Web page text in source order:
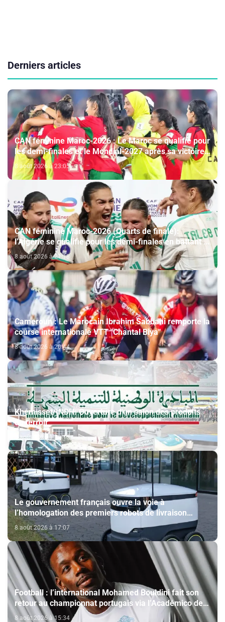
Derniers articles
CAN féminine Maroc-2026 : Le Maroc se qualifie pour
les demi-finales et le Mondial-2027 après sa victoire
face à l’Afrique du Sud (2-1)
8 août 2026 à 23:05
CAN féminine Maroc-2026 (Quarts de finale):
l’Algérie se qualifie pour les demi-finales en battant la
Côte d’Ivoire (2-1)
8 août 2026 à 21:18
Cameroun : Le Marocain Ibrahim Sabbahi remporte la
course internationale VTT "Chantal Biya"
8 août 2026 à 20:44
Khémisset/INDH: Ouverture d'un salon des produits
du terroir
8 août 2026 à 18:15
Le gouvernement français ouvre la voie à
l’homologation des premiers robots de livraison
autonome
8 août 2026 à 17:07
Football : l’international Mohamed Bouldini fait son
retour au championnat portugais via l’Académico de
Viseu
8 août 2026 à 15:34